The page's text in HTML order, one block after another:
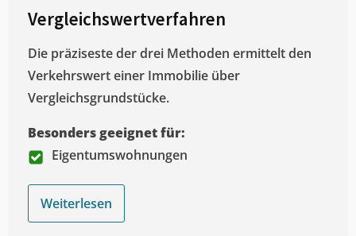
Vergleichswertverfahren
Die präziseste der drei Methoden ermittelt den
Verkehrswert einer Immobilie über
Vergleichsgrundstücke.
Besonders geeignet für:
Eigentumswohnungen
Weiterlesen